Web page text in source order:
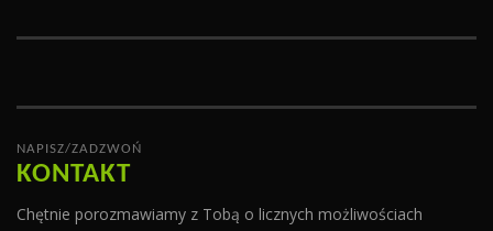
NAPISZ/ZADZWOŃ
KONTAKT
Chętnie porozmawiamy z Tobą o licznych możliwościach